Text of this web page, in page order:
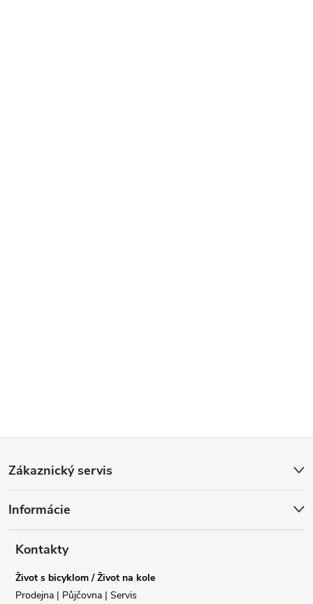
p
Zákaznický servis
Informácie
Kontakty
Život s bicyklom / Život na kole
Prodejna | Půjčovna | Servis